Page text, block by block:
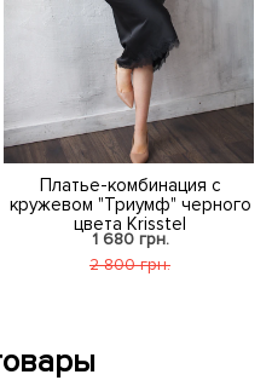
Платье-комбинация с
кружевом "Триумф" черного
цвета Krisstel
1 680 грн.
2 800 грн.